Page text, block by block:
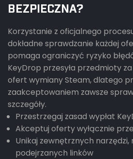
BEZPIECZNA?
Korzystanie z oficjalnego
dokładne sprawdzanie każdej
pomaga ograniczyć ryzyko
KeyDrop przesyła przedmioty
ofert wymiany Steam, dlatego
zaakceptowaniem zawsze
szczegóły.
Przestrzegaj zasad wypłat
Akceptuj oferty wyłącznie
Unikaj zewnętrznych narzędzi,
podejrzanych linków